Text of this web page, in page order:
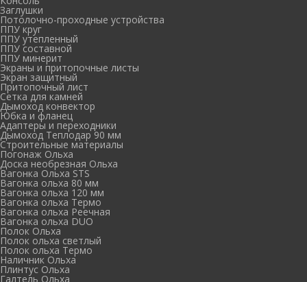
Заглушки
Потолочно-проходные устройства
ППУ круг
ППУ утепленный
ППУ составной
ППУ минерит
Экраны и притопочные листы
Экран защитный
Притопочный лист
Сетка для камней
Дымоход конвектор
Юбка и фланец
Адаптеры и переходники
Дымоход Теплодар 90 мм
Cтроительные материалы
Погонаж Ольха
Доска необрезная Ольха
Вагонка Ольха STS
Вагонка ольха 80 мм
Вагонка ольха 120 мм
Вагонка ольха Термо
Вагонка ольха Реечная
Вагонка ольха DUO
Полок Ольха
Полок ольха светлый
Полок ольха Термо
Наличник Ольха
Плинтус Ольха
Галтель Ольха